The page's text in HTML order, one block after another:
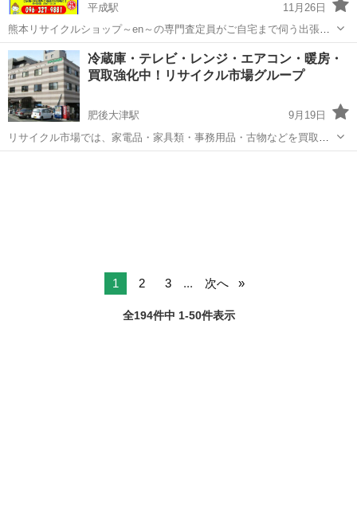
平成駅
11月26日
熊本リサイクルショップ～en～の専門査定員がご自宅まで伺う出張買
取サービスで す。 家具・家電などの大型で持ち運べない物・大量な品
物、不用品はお宅へ買取に伺いま 只今大好評のLINEでの画像添付でお
見積もり 080-9431...
熊本 熊本市 平成駅 リサイクルショップ
冷蔵庫・テレビ・レンジ・エアコン・暖房・
買取強化中！リサイクル市場グループ
肥後大津駅
9月19日
リサイクル市場では、家電品・家具類・事務用品・古物などを買取り
しております。 その他の物品も買取ますので「ぜひご相談くださ
1 2 3 ... 次へ
全194件中 1-50件表示